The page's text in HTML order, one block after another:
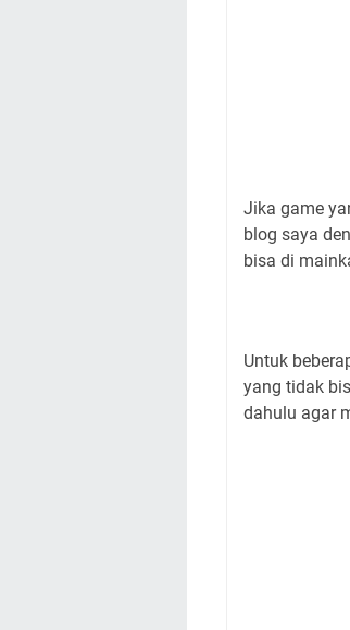
Jika game
blog saya
bisa di
Untuk
yang tidak
dahulu agar